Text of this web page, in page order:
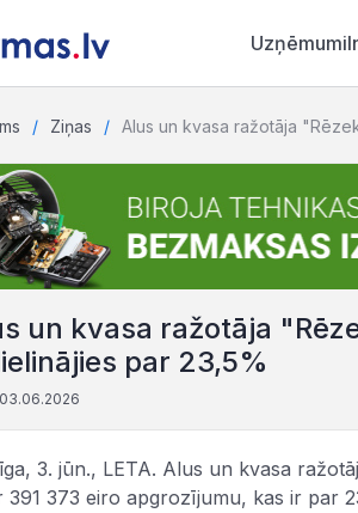
Uzņēmumi
Ziņas Alus un kvasa ražotāja
un kvasa ražotāja
par 23,5%
3. jūn., LETA. Alus un kvasa
391 373 eiro apgrozījumu, kas ir par